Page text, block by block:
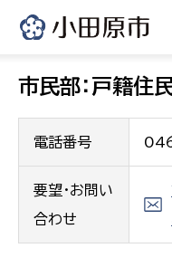
市民部：戸籍住
電話番号
要望・お問い
合わせ